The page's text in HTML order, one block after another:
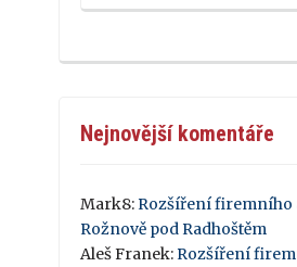
Nejnovější komentáře
Mark8: Rozšíření firemního
Rožnově pod Radhoštěm
Aleš Franek: Rozšíření